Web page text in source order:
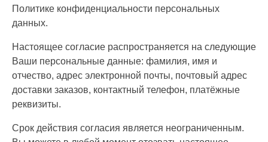
Политике конфиденциальности персональных
данных.
Настоящее согласие распространяется на следующие
Ваши персональные данные: фамилия, имя и
отчество, адрес электронной почты, почтовый адрес
доставки заказов, контактный телефон, платёжные
реквизиты.
Срок действия согласия является неограниченным.